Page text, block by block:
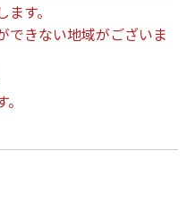
す。
できない地域がございま